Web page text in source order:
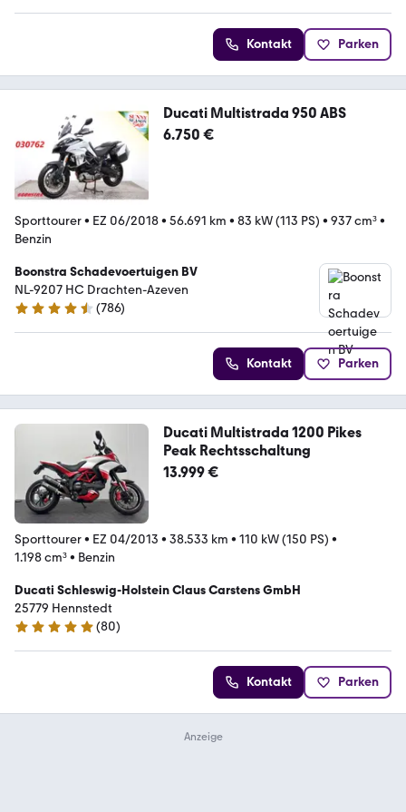
Kontakt Parken
Ducati Multistrada 950 ABS
6.750 €
Sporttourer• EZ 06/2018• 56.691 km • 83 kW (113 PS) • 937 cm³•
Benzin
Boonstra Schadevoertuigen BV
NL-9207 HC Drachten-Azeven
4.4 Sterne
(786)
Kontakt Parken
Ducati Multistrada 1200 Pikes
Peak Rechtsschaltung
13.999 €
Sporttourer• EZ 04/2013 • 38.533 km • 110 kW (150 PS) •
1.198 cm³• Benzin
Ducati Schleswig-Holstein Claus Carstens GmbH
25779 Hennstedt
4.9 Sterne
(80)
Kontakt Parken